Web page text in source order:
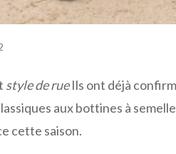
style de rueIls ont déjà
aux bottines à
cette saison.